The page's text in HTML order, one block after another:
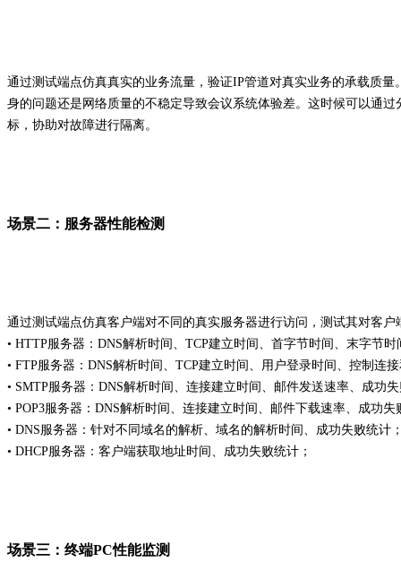
通过测试端点仿真真实的业务流量，验证IP管道对真实业务的承载质
身的问题还是网络质量的不稳定导致会议系统体验差。这时候可以通
标，协助对故障进行隔离。
场景二：服务器性能检测
通过测试端点仿真客户端对不同的真实服务器进行访问，测试其对客
• HTTP服务器：DNS解析时间、TCP建立时间、首字节时间、末字节
• FTP服务器：DNS解析时间、TCP建立时间、用户登录时间、控制连
• SMTP服务器：DNS解析时间、连接建立时间、邮件发送速率、成功
• POP3服务器：DNS解析时间、连接建立时间、邮件下载速率、成功失
• DNS服务器：针对不同域名的解析、域名的解析时间、成功失败统计
• DHCP服务器：客户端获取地址时间、成功失败统计；
场景三：终端PC性能监测